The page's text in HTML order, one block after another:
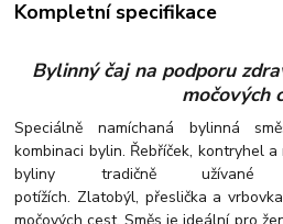
Kompletní specifikace
Bylinný čaj na podporu
močových
Speciálně namíchaná bylinná
kombinaci bylin. Řebříček, kontryhel
byliny tradičně užívané
potížích. Zlatobýl, přeslička a